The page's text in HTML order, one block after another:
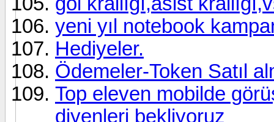
yeni yıl notebook
Hediyeler.
Ödemeler-Token Satıl
Top eleven mobilde
diyenleri bekliyoruz